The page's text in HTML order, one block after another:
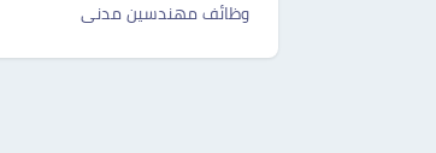
وظائف مهندسين مدنى